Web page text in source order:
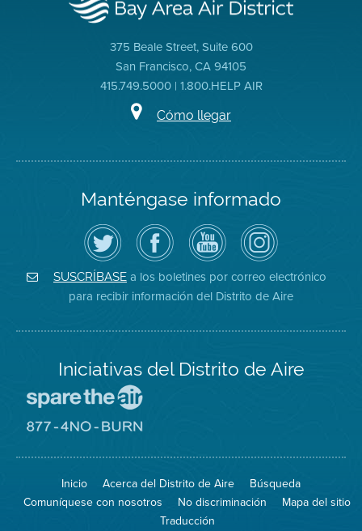
375 Beale Street, Suite 600
San Francisco, CA 94105
415.749.5000 | 1.800.HELP AIR
Cómo llegar
Manténgase informado
Siga
el
Distrito
de
Aire
en
Twitter
Visite
la
página
de
Facebook
del
Distrito
Canal
de
YouTube
del
Distrito
de
Aire
Air
District
on
Instagram
SUSCRÍBASE a los boletines por correo electrónico
para recibir información del Distrito de Aire
Iniciativas del Distrito de Aire
Spare
Air
el
aire)
sitio
8774
Burn
Inicio Acerca del Distrito de Aire
Búsqueda
Comuníquese con nosotros
No discriminación
Mapa del sitio
Traducción